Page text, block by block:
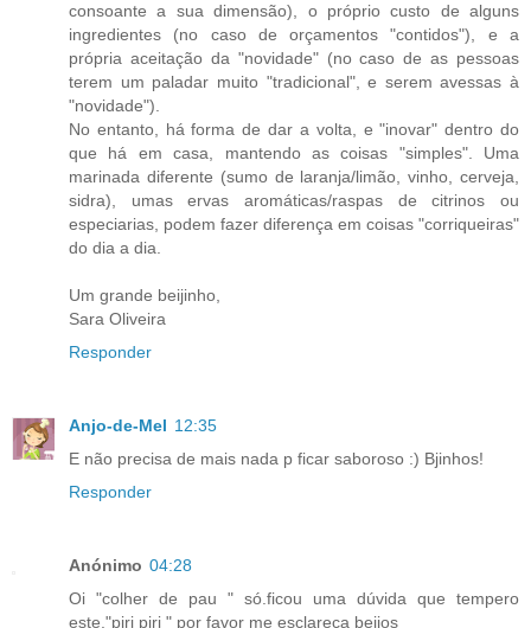
consoante a sua dimensão), o próprio custo de alguns
ingredientes (no caso de orçamentos "contidos"), e a
própria aceitação da "novidade" (no caso de as pessoas
terem um paladar muito "tradicional", e serem avessas à
"novidade").
No entanto, há forma de dar a volta, e "inovar" dentro do
que há em casa, mantendo as coisas "simples". Uma
marinada diferente (sumo de laranja/limão, vinho, cerveja,
sidra), umas ervas aromáticas/raspas de citrinos ou
especiarias, podem fazer diferença em coisas "corriqueiras"
do dia a dia.
Um grande beijinho,
Sara Oliveira
Responder
Anjo-de-Mel 12:35
E não precisa de mais nada p ficar saboroso :) Bjinhos!
Responder
Anónimo 04:28
Oi "colher de pau " só.ficou uma dúvida que tempero
este."piri piri " por favor me esclareça beijos